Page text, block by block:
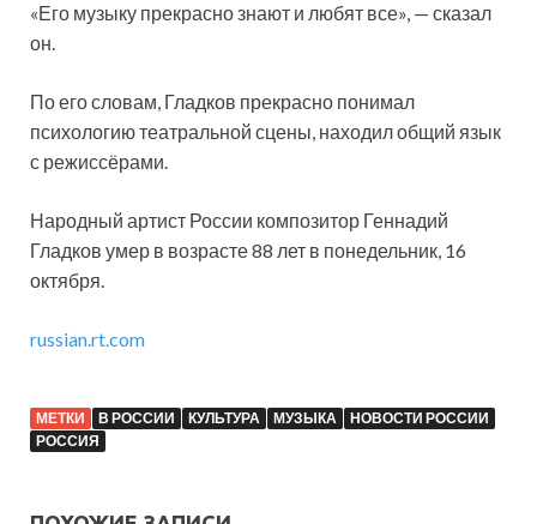
«Его музыку прекрасно знают и любят все», — сказал
он.
По его словам, Гладков прекрасно понимал
психологию театральной сцены, находил общий язык
с режиссёрами.
Народный артист России композитор Геннадий
Гладков умер в возрасте 88 лет в понедельник, 16
октября.
russian.rt.com
МЕТКИ В РОССИИ КУЛЬТУРА МУЗЫКА
НОВОСТИ РОССИИ
РОССИЯ